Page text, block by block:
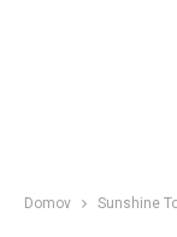
Domov Sunshine